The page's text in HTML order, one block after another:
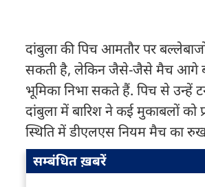
दांबुला की पिच आमतौर पर
सकती है, लेकिन जैसे-जैसे मैच आगे
भूमिका निभा सकते हैं. पिच से उन्हें
दांबुला में बारिश ने कई मुकाबलों को
स्थिति में डीएलएस नियम मैच का
सम्बंधित ख़बरें